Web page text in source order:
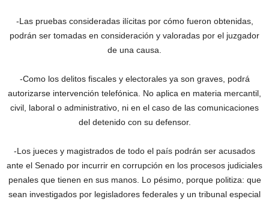
-Las pruebas consideradas ilícitas por cómo fueron obtenidas,
podrán ser tomadas en consideración y valoradas por el juzgador
de una causa.
-Como los delitos fiscales y electorales ya son graves, podrá
autorizarse intervención telefónica. No aplica en materia mercantil,
civil, laboral o administrativo, ni en el caso de las comunicaciones
del detenido con su defensor.
-Los jueces y magistrados de todo el país podrán ser acusados
ante el Senado por incurrir en corrupción en los procesos judiciales
penales que tienen en sus manos. Lo pésimo, porque politiza: que
sean investigados por legisladores federales y un tribunal especial